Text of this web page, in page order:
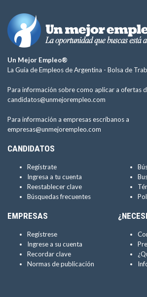
Un Mejor Empleo®
La Guía de Empleos de Argentina - Bolsa de
Para información sobre como aplicar a ofertas
candidatos@unmejorempleo.com
Para información a empresas escríbanos a
empresas@unmejorempleo.com
CANDIDATOS
Regístrate
Ingresa a tu cuenta
Reestablecer clave
Búsquedas frecuentes
EMPRESAS
Regístrese
Ingrese a su cuenta
Recordar clave
Normas de publicación